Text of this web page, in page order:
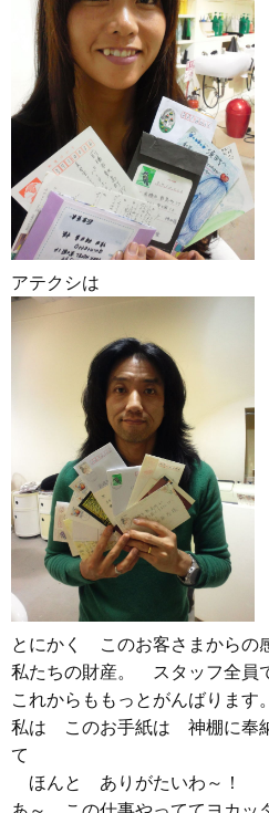
アテクシは
とにかく このお客さまからの
私たちの財産。 スタッフ全員
これからももっとがんばります。
私は このお手紙は 神棚に奉
て
ほんと ありがたいわ～！